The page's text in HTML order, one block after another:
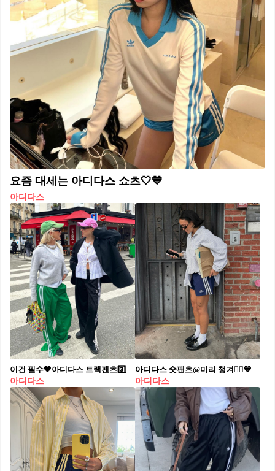
요즘 대세는 아디다스 쇼츠🤍💙
아디다스
이건 필수🖤아디다스 트랙팬츠3️⃣
아디다스
아디다스 숏팬츠@미리 챙겨🏃‍♀️💙
아디다스